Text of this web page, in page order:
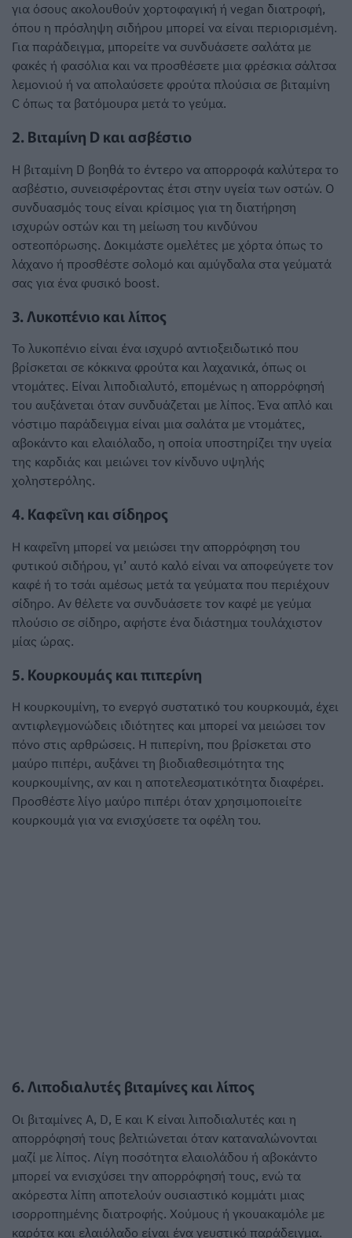
για όσους ακολουθούν χορτοφαγική ή vegan διατροφή,
όπου η πρόσληψη σιδήρου μπορεί να είναι περιορισμένη.
Για παράδειγμα, μπορείτε να συνδυάσετε σαλάτα με
φακές ή φασόλια και να προσθέσετε μια φρέσκια σάλτσα
λεμονιού ή να απολαύσετε φρούτα πλούσια σε βιταμίνη
C όπως τα βατόμουρα μετά το γεύμα.
2. Βιταμίνη D και ασβέστιο
Η βιταμίνη D βοηθά το έντερο να απορροφά καλύτερα το
ασβέστιο, συνεισφέροντας έτσι στην υγεία των οστών. Ο
συνδυασμός τους είναι κρίσιμος για τη διατήρηση
ισχυρών οστών και τη μείωση του κινδύνου
οστεοπόρωσης. Δοκιμάστε ομελέτες με χόρτα όπως το
λάχανο ή προσθέστε σολομό και αμύγδαλα στα γεύματά
σας για ένα φυσικό boost.
3. Λυκοπένιο και λίπος
Το λυκοπένιο είναι ένα ισχυρό αντιοξειδωτικό που
βρίσκεται σε κόκκινα φρούτα και λαχανικά, όπως οι
ντομάτες. Είναι λιποδιαλυτό, επομένως η απορρόφησή
του αυξάνεται όταν συνδυάζεται με λίπος. Ένα απλό και
νόστιμο παράδειγμα είναι μια σαλάτα με ντομάτες,
αβοκάντο και ελαιόλαδο, η οποία υποστηρίζει την υγεία
της καρδιάς και μειώνει τον κίνδυνο υψηλής
χοληστερόλης.
4. Καφεΐνη και σίδηρος
Η καφεΐνη μπορεί να μειώσει την απορρόφηση του
φυτικού σιδήρου, γι’ αυτό καλό είναι να αποφεύγετε τον
καφέ ή το τσάι αμέσως μετά τα γεύματα που περιέχουν
σίδηρο. Αν θέλετε να συνδυάσετε τον καφέ με γεύμα
πλούσιο σε σίδηρο, αφήστε ένα διάστημα τουλάχιστον
μίας ώρας.
5. Κουρκουμάς και πιπερίνη
Η κουρκουμίνη, το ενεργό συστατικό του κουρκουμά, έχει
αντιφλεγμονώδεις ιδιότητες και μπορεί να μειώσει τον
πόνο στις αρθρώσεις. Η πιπερίνη, που βρίσκεται στο
μαύρο πιπέρι, αυξάνει τη βιοδιαθεσιμότητα της
κουρκουμίνης, αν και η αποτελεσματικότητα διαφέρει.
Προσθέστε λίγο μαύρο πιπέρι όταν χρησιμοποιείτε
κουρκουμά για να ενισχύσετε τα οφέλη του.
6. Λιποδιαλυτές βιταμίνες και λίπος
Οι βιταμίνες A, D, E και K είναι λιποδιαλυτές και η
απορρόφησή τους βελτιώνεται όταν καταναλώνονται
μαζί με λίπος. Λίγη ποσότητα ελαιολάδου ή αβοκάντο
μπορεί να ενισχύσει την απορρόφησή τους, ενώ τα
ακόρεστα λίπη αποτελούν ουσιαστικό κομμάτι μιας
ισορροπημένης διατροφής. Χούμους ή γκουακαμόλε με
καρότα και ελαιόλαδο είναι ένα γευστικό παράδειγμα.